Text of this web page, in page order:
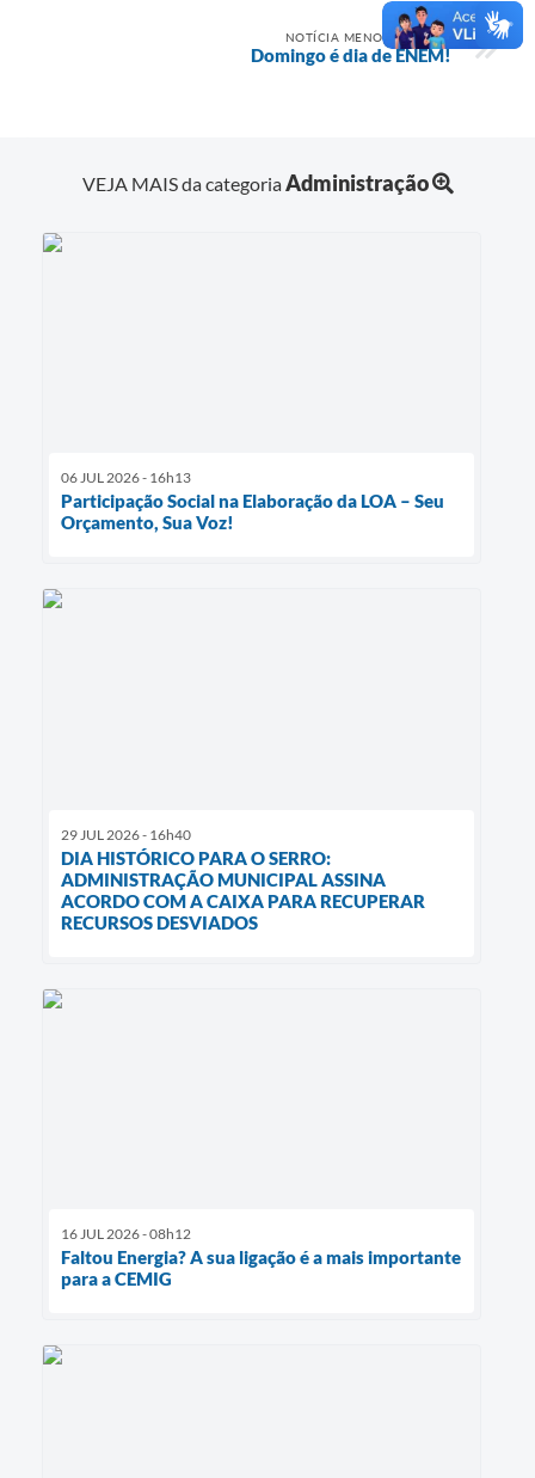
NOTÍCIA MENOS RECENTE
Domingo é dia de ENEM!
VEJA MAIS da categoriaAdministração
06 JUL 2026 - 16h13
Participação Social na Elaboração da LOA – Seu
Orçamento, Sua Voz!
29 JUL 2026 - 16h40
DIA HISTÓRICO PARA O SERRO:
ADMINISTRAÇÃO MUNICIPAL ASSINA
ACORDO COM A CAIXA PARA RECUPERAR
RECURSOS DESVIADOS
16 JUL 2026 - 08h12
Faltou Energia? A sua ligação é a mais importante
para a CEMIG